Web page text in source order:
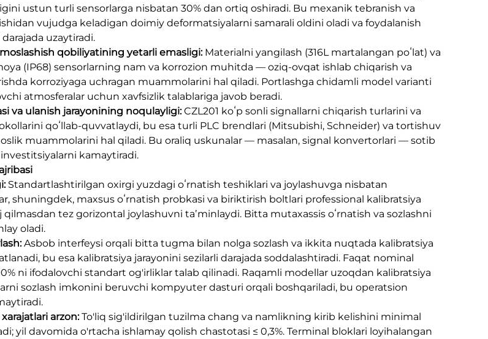
ustun turli sensorlarga nisbatan 30% dan ortiq oshiradi. Bu mexanik tebranish va
vujudga keladigan doimiy deformatsiyalarni samarali oldini oladi va foydalanish
uzaytiradi.
moslashish qobiliyatining yetarli emasligi: Materialni yangilash (316L martalangan poʻlat) va
(IP68) sensorlarning nam va korrozion muhitda — oziq-ovqat ishlab chiqarish va
korroziyaga uchragan muammolarini hal qiladi. Portlashga chidamli model varianti
atmosferalar uchun xavfsizlik talablariga javob beradi.
va ulanish jarayonining noqulayligi:CZL201 koʻp sonli signallarni chiqarish turlarini va
qoʻllab-quvvatlaydi, bu esa turli PLC brendlari (Mitsubishi, Schneider) va tortishuv
muammolarini hal qiladi. Bu oraliq uskunalar — masalan, signal konvertorlari — sotib
kamaytiradi.
Standartlashtirilgan oxirgi yuzdagi oʻrnatish teshiklari va joylashuvga nisbatan
shuningdek, maxsus oʻrnatish probkasi va biriktirish boltlari professional kalibratsiya
tez gorizontal joylashuvni taʼminlaydi. Bitta mutaxassis oʻrnatish va sozlashni
oladi.
Asbob interfeysi orqali bitta tugma bilan nolga sozlash va ikkita nuqtada kalibratsiya
bu esa kalibratsiya jarayonini sezilarli darajada soddalashtiradi. Faqat nominal
ni ifodalovchi standart og'irliklar talab qilinadi. Raqamli modellar uzoqdan kalibratsiya
sozlash imkonini beruvchi kompyuter dasturi orqali boshqariladi, bu operatsion
arzon:To'liq sig'ildirilgan tuzilma chang va namlikning kirib kelishini minimal
yil davomida o'rtacha ishlamay qolish chastotasi ≤ 0,3%. Terminal bloklari loyihalangan